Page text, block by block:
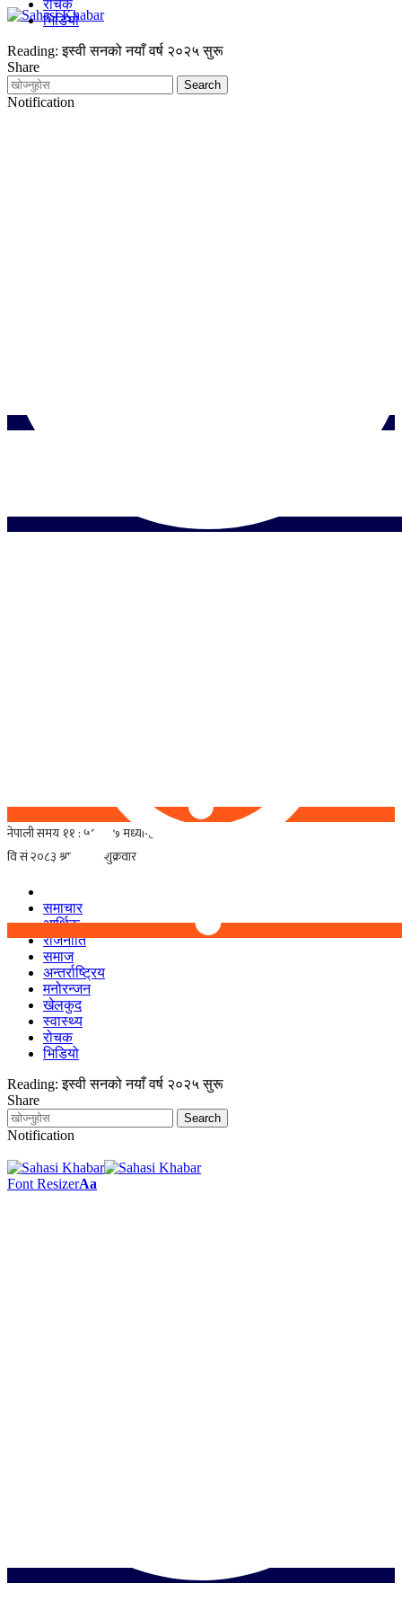
समाचार
आर्थिक
राजनीति
समाज
अन्तर्राष्ट्रिय
मनोरन्जन
खेलकुद
स्वास्थ्य
रोचक
भिडियो
Reading: इस्वी सनको नयाँ वर्ष २०२५ सुरू
Share
Notification
रोचक
भिडियो
Reading: इस्वी सनको नयाँ वर्ष २०२५ सुरू
Share
Notification
Font ResizerAa